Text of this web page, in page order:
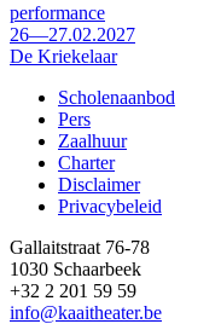
performance
26—27.02.2027
De Kriekelaar
Footer
Scholenaanbod
Pers
Zaalhuur
Charter
Disclaimer
Privacybeleid
Gallaitstraat 76-78
1030 Schaarbeek
+32 2 201 59 59
info@kaaitheater.be